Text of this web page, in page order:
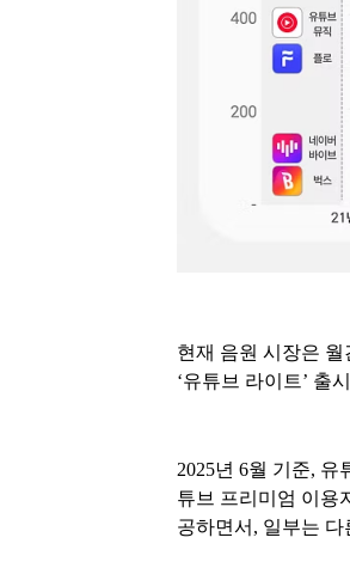
현재 음원 시장은
‘유튜브 라이트’ 출
2025년 6월 기준,
튜브 프리미엄 이용
공하면서, 일부는